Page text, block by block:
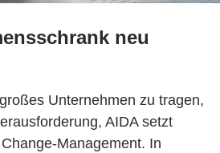
neu
Unternehmen zu tragen,
AIDA setzt
Management. In